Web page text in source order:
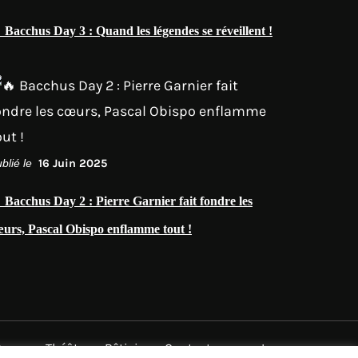
Bacchus Day 3 : Quand les légendes se réveillent !
le 16 Juin 2025
Bacchus Day 2 : Pierre Garnier fait fondre les
Pascal Obispo enflamme tout !
Théâtre Bêtisier Contactez-nous !